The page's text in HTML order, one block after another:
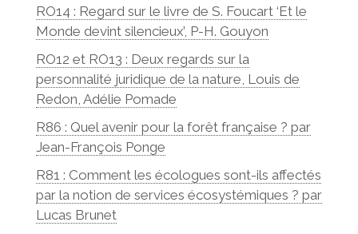
RO14 : Regard sur le livre de S. Foucart ‘Et le
Monde devint silencieux’, P-H. Gouyon
RO12 et RO13 : Deux regards sur la
personnalité juridique de la nature, Louis de
Redon, Adélie Pomade
R86 : Quel avenir pour la forêt française ? par
Jean-François Ponge
R81 : Comment les écologues sont-ils affectés
par la notion de services écosystémiques ? par
Lucas Brunet